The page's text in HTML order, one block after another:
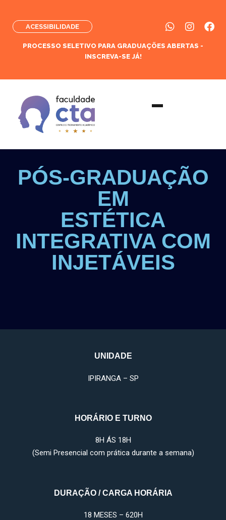
ACESSIBILIDADE
PROCESSO SELETIVO PARA GRADUAÇÕES ABERTAS -
INSCREVA-SE JÁ!
PÓS-GRADUAÇÃO
EM
ESTÉTICA
INTEGRATIVA COM
INJETÁVEIS
UNIDADE
IPIRANGA – SP
HORÁRIO E TURNO
8H ÁS 18H
(Semi Presencial com prática durante a semana)
DURAÇÃO / CARGA HORÁRIA
18 MESES – 620H